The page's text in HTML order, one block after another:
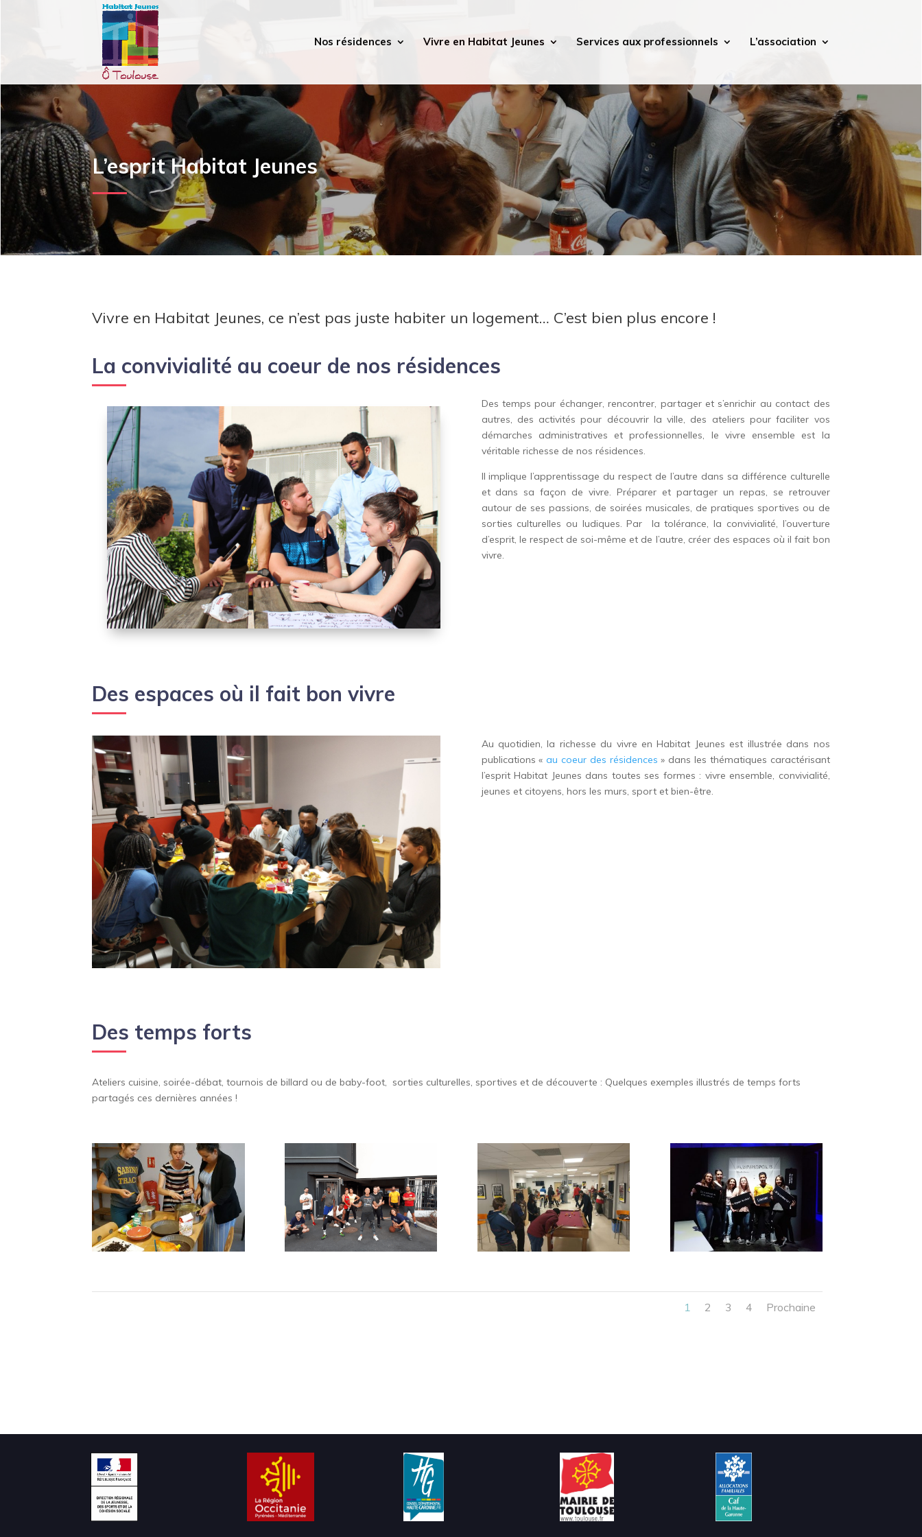
Nos résidences Vivre en Habitat Jeunes Services aux professionnels L’association
L’esprit Habitat Jeunes
Vivre en Habitat Jeunes, ce n’est pas juste habiter un logement… C’est bien plus encore !
La convivialité au coeur de nos résidences
Des temps pour échanger, rencontrer, partager et s’enrichir au contact des
autres, des activités pour découvrir la ville, des ateliers pour faciliter vos
démarches administratives et professionnelles, le vivre ensemble est la
véritable richesse de nos résidences.
Il implique l’apprentissage du respect de l’autre dans sa différence culturelle
et dans sa façon de vivre. Préparer et partager un repas, se retrouver
autour de ses passions, de soirées musicales, de pratiques sportives ou de
sorties culturelles ou ludiques. Par la tolérance, la convivialité, l’ouverture
d’esprit, le respect de soi-même et de l’autre, créer des espaces où il fait bon
vivre.
Des espaces où il fait bon vivre
Au quotidien, la richesse du vivre en Habitat Jeunes est illustrée dans nos
publications «au coeur des résidences » dans les thématiques caractérisant
l’esprit Habitat Jeunes dans toutes ses formes : vivre ensemble, convivialité,
jeunes et citoyens, hors les murs, sport et bien-être.
Des temps forts
Ateliers cuisine, soirée-débat, tournois de billard ou de baby-foot, sorties culturelles, sportives et de découverte : Quelques exemples illustrés de temps forts
partagés ces dernières années !
1 2 3 4 Prochaine